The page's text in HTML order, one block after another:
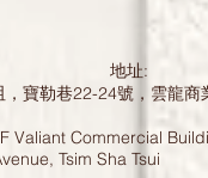
地址:
，寶勒巷22-24號，雲龍
Valiant Commercial
Tsim Sha Tsui